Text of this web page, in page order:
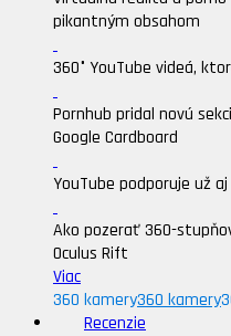
pikantným obsahom
360° YouTube videá,
Pornhub pridal novú
Google Cardboard
YouTube podporuje už
Ako pozerať 360-
Oculus Rift
Viac
360 kamery360 kamery
Recenzie